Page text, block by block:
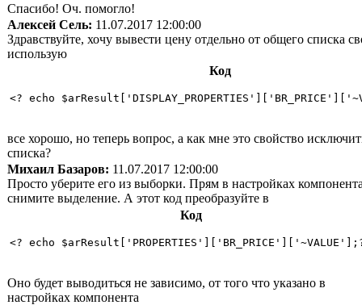
Спасибо! Оч. помогло!
Алексей Сель: 11.07.2017 12:00:00
Здравствуйте, хочу вывести цену отдельно от общего списка
использую
Код
<? echo
все хорошо, но теперь вопрос, а как мне это свойство
списка?
Михаил Базаров: 11.07.2017 12:00:00
Просто уберите его из выборки. Прям в настройках
снимите выделение. А этот код преобразуйте в
Код
<? echo
Оно будет выводиться не зависимо, от того что указано в
настройках компонента